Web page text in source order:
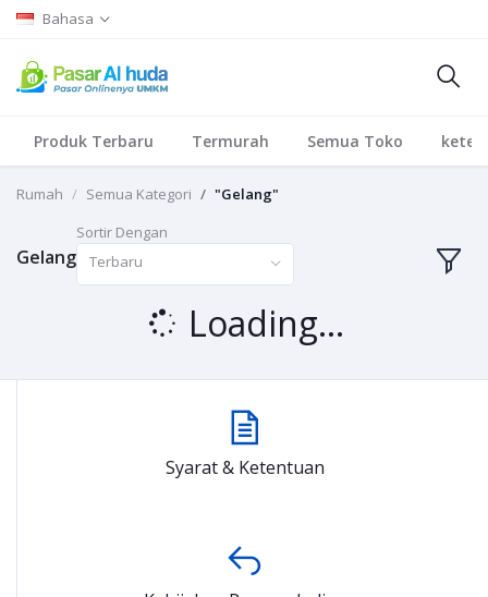
Bahasa
Produk Terbaru Termurah Semua Toko
Rumah Semua Kategori "Gelang"
Gelang
Sortir Dengan
Terbaru
Loading...
Syarat & Ketentuan